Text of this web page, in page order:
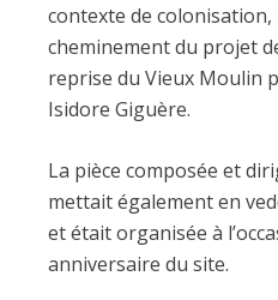
contexte de colonisation,
cheminement du projet
reprise du Vieux Moulin
Isidore Giguère.
La pièce composée et
mettait également en
et était organisée à
anniversaire du site.